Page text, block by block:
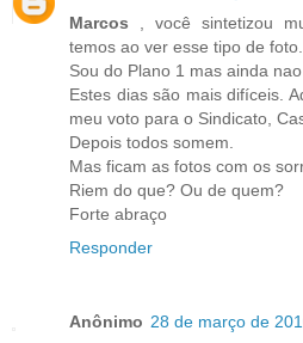
Marcos
, você sintetizou
temos ao ver esse tipo de foto.
Sou do Plano 1 mas ainda
Estes dias são mais difíceis.
meu voto para o Sindicato,
Depois todos somem.
Mas ficam as fotos com os
Riem do que? Ou de quem?
Forte abraço
Responder
Anônimo 28 de março de